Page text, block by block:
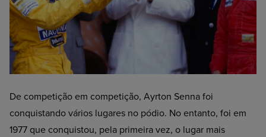
De competição em competição, Ayrton Senna foi
conquistando vários lugares no pódio. No entanto, foi em
1977 que conquistou, pela primeira vez, o lugar mais